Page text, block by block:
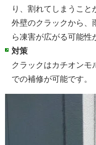
り、割れてしまうこと
外壁のクラックから、
ら凍害が広がる可能性
対策
クラックはカチオンモ
での補修が可能です。